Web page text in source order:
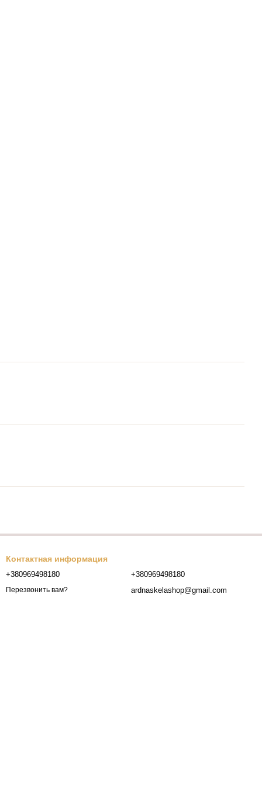
Контактная информация
+380969498180
Перезвонить вам?
+380969498180
ardnaskelashop@gmail.com